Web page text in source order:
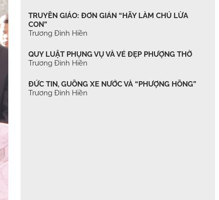
TRUYỀN GIÁO: ĐƠN GIẢN “HÃY LÀM CHÚ LỪA
CON”
Trương Đình Hiền
QUY LUẬT PHỤNG VỤ VÀ VẺ ĐẸP PHƯỢNG THỜ
Trương Đình Hiền
ĐỨC TIN, GUỒNG XE NƯỚC VÀ “PHƯỢNG HỒNG”
Trương Đình Hiền